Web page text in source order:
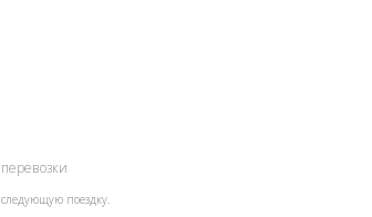
поездку.